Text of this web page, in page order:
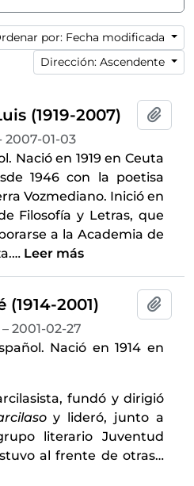
por: Fecha modificada
Dirección: Ascendente
(1919-2007)
2007-01-03
Nació en 1919 en Ceuta
1946 con la poetisa
Vozmediano. Inició en
Filosofía y Letras, que
a la Academia de
… Leer más
(1914-2001)
2001-02-27
Nació en 1914 en
fundó y dirigió
y lideró, junto a
literario Juventud
al frente de otras…